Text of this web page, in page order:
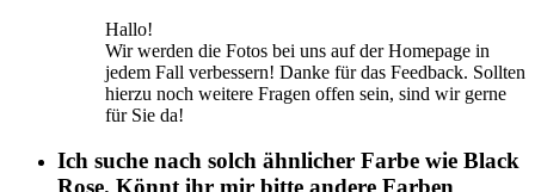
Hallo!
Wir werden die Fotos bei uns auf der Homepage in
jedem Fall verbessern! Danke für das Feedback. Sollten
hierzu noch weitere Fragen offen sein, sind wir gerne
für Sie da!
Ich suche nach solch ähnlicher Farbe wie Black